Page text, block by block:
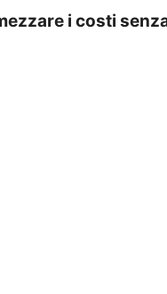
i costi